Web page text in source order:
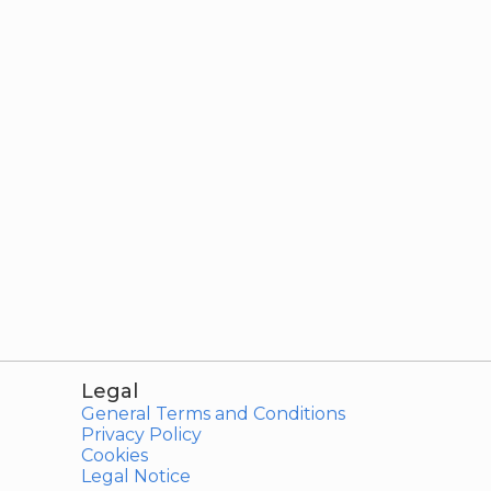
Legal
General Terms and Conditions
Privacy Policy
Cookies
Legal Notice